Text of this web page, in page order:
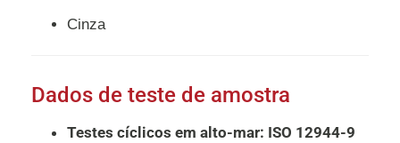
Cinza
Dados de teste de amostra
Testes cíclicos em alto-mar: ISO 12944-9